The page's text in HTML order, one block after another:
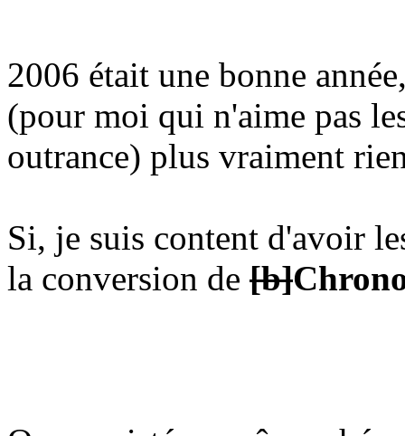
2006 était une bonne
(pour moi qui n'aime pas
outrance) plus vraiment
Si, je suis content d'avoir
la conversion de [b]